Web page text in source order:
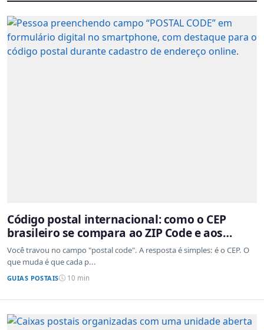
Código postal internacional: como o CEP
brasileiro se compara ao ZIP Code e aos
sistemas de outros países
Você travou no campo "postal code". A resposta é simples: é o CEP. O
que muda é que cada p...
GUIAS POSTAIS 10 min